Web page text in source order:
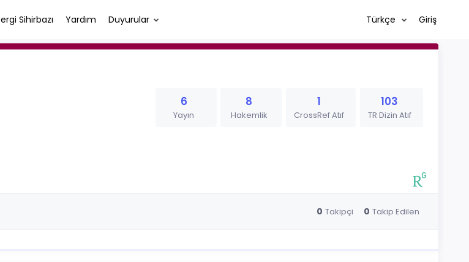
Sihirbazı Yardım Duyurular Türkçe Giriş
6
Yayın
8
Hakemlik
1
CrossRef Atıf
103
TR Dizin Atıf
0 Takipçi 0 Takip Edilen